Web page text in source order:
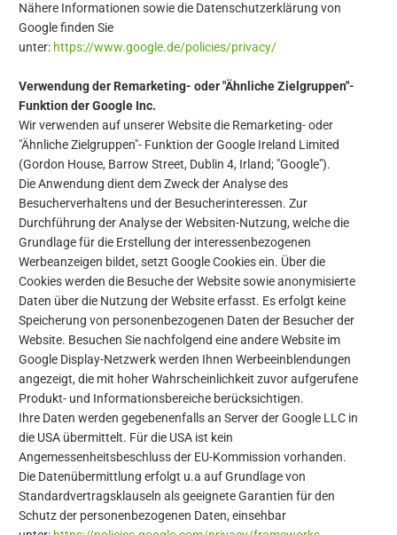
Nähere Informationen sowie die Datenschutzerklärung von
Google finden Sie
unter: https://www.google.de/policies/privacy/
Verwendung der Remarketing- oder "Ähnliche Zielgruppen"-
Funktion der Google Inc.
Wir verwenden auf unserer Website die Remarketing- oder
"Ähnliche Zielgruppen"- Funktion der Google Ireland Limited
(Gordon House, Barrow Street, Dublin 4, Irland; "Google").
Die Anwendung dient dem Zweck der Analyse des
Besucherverhaltens und der Besucherinteressen. Zur
Durchführung der Analyse der Websiten-Nutzung, welche die
Grundlage für die Erstellung der interessenbezogenen
Werbeanzeigen bildet, setzt Google Cookies ein. Über die
Cookies werden die Besuche der Website sowie anonymisierte
Daten über die Nutzung der Website erfasst. Es erfolgt keine
Speicherung von personenbezogenen Daten der Besucher der
Website. Besuchen Sie nachfolgend eine andere Website im
Google Display-Netzwerk werden Ihnen Werbeeinblendungen
angezeigt, die mit hoher Wahrscheinlichkeit zuvor aufgerufene
Produkt- und Informationsbereiche berücksichtigen.
Ihre Daten werden gegebenenfalls an Server der Google LLC in
die USA übermittelt. Für die USA ist kein
Angemessenheitsbeschluss der EU-Kommission vorhanden.
Die Datenübermittlung erfolgt u.a auf Grundlage von
Standardvertragsklauseln als geeignete Garantien für den
Schutz der personenbezogenen Daten, einsehbar